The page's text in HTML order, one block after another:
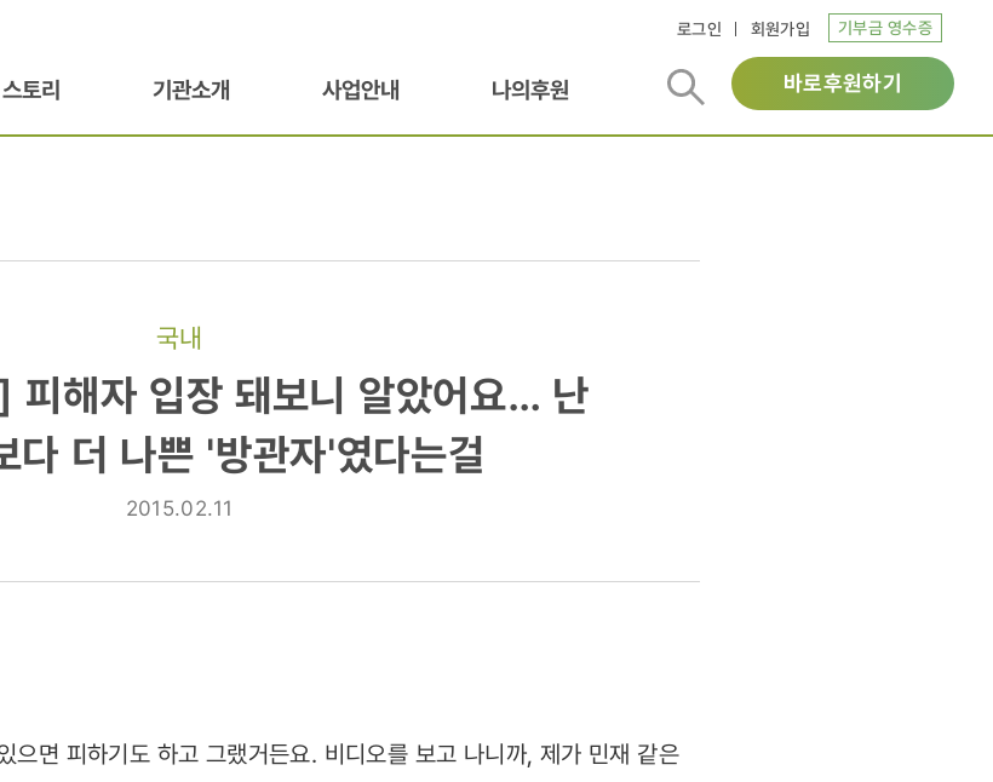
로그인 회원가입 기부금 영수증
스토리 기관소개 사업안내 나의후원 바로후원하기
국내
피해자 입장 돼보니 알았어요… 난
다 더 나쁜 '방관자'였다는걸
2015.02.11
으면 피하기도 하고 그랬거든요. 비디오를 보고 나니까, 제가 민재 같은